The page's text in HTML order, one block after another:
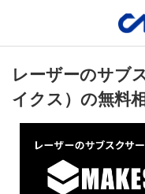
レーザーのサブ
イクス）の無料